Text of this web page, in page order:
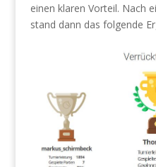
einen klaren Vorteil. Nach
stand dann das folgende